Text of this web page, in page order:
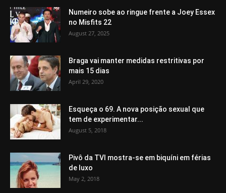
Numeiro sobe ao ringue frente a Joey Essex
no Misfits 22
August 27, 2025
Braga vai manter medidas restritivas por
mais 15 dias
April 29, 2020
Esqueça o 69. A nova posição sexual que
tem de experimentar...
August 5, 2018
Pivô da TVI mostra-se em biquíni em férias
de luxo
May 2, 2018